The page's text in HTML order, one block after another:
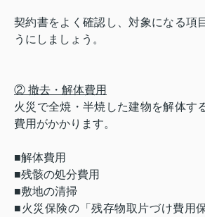
契約書をよく確認し、対象になる項
うにしましょう。
② 撤去・解体費用
火災で全焼・半焼した建物を解体す
費用がかかります。
■解体費用
■残骸の処分費用
■敷地の清掃
■火災保険の「残存物取片づけ費用